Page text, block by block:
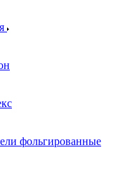
фольгированные